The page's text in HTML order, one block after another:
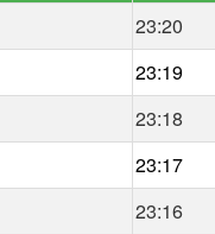
23:20
23:19
23:18
23:17
23:16